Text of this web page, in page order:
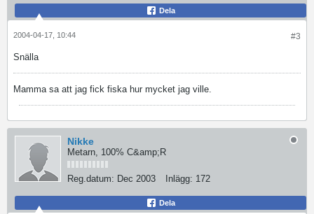
Dela
#3
2004-04-17, 10:44
Snälla
Mamma sa att jag fick fiska hur mycket jag ville.
Nikke
Metarn, 100% C&amp;R
Reg.datum: Dec 2003 Inlägg: 172
Dela